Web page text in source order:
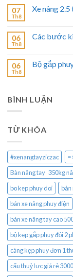
07
Th8
Xe nâng
06
Th8
Các bước
06
Th8
Bộ gắp
BÌNH LUẬN
TỪ KHÓA
#xenangtayziczac
Bàn nâng tay 350kg
bo kep phuy doi
bàn
bán xe nâng phuy điện
bán xe nâng tay cao
bộ kẹp gắp phuy đôi 2
càng kẹp phuy đơn 1
cẩu thuỷ lực giá rẻ